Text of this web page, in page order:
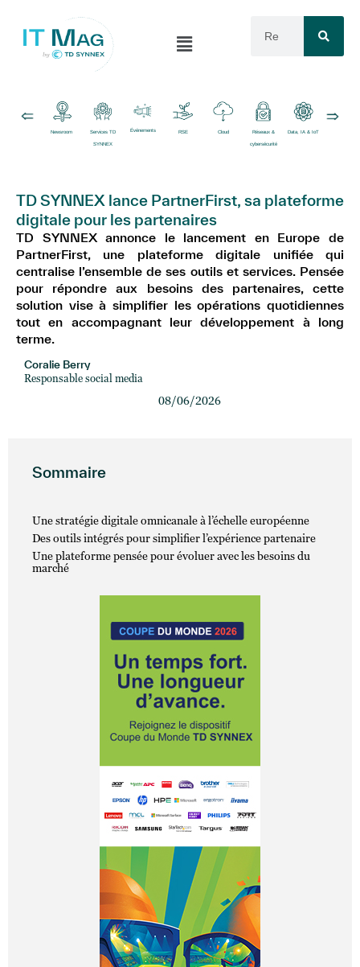
Newsroom Services TD
SYNNEX
Événements RSE Cloud Réseaux &
cybersécurité
Data, IA & IoT
TD SYNNEX lance PartnerFirst, sa plateforme
digitale pour les partenaires
TD SYNNEX annonce le lancement en Europe de
PartnerFirst, une plateforme digitale unifiée qui
centralise l’ensemble de ses outils et services. Pensée
pour répondre aux besoins des partenaires, cette
solution vise à simplifier les opérations quotidiennes
tout en accompagnant leur développement à long
terme.
Coralie Berry
Responsable social media
08/06/2026
Sommaire
Une stratégie digitale omnicanale à l’échelle européenne
Des outils intégrés pour simplifier l’expérience partenaire
Une plateforme pensée pour évoluer avec les besoins du
marché